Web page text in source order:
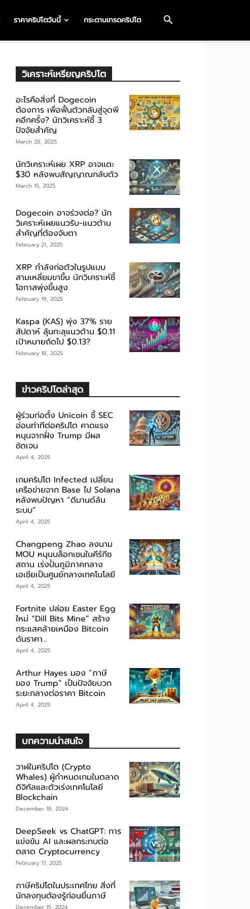
ราคาคริปโตวันนี้ กระดานเทรดคริปโต
วิเคราะห์เหรียญคริปโต
อะไรคือสิ่งที่ Dogecoin
ต้องการ เพื่อฟื้นตัวกลับสู่จุดพี
คอีกครั้ง? นักวิเคราะห์ชี้ 3
ปัจจัยสำคัญ
March 28, 2025
นักวิเคราะห์เผย XRP อาจแตะ
$30 หลังพบสัญญาณกลับตัว
March 15, 2025
Dogecoin อาจร่วงต่อ? นัก
วิเคราะห์เผยแนวรับ-แนวต้าน
สำคัญที่ต้องจับตา
February 21, 2025
XRP กำลังก่อตัวในรูปแบบ
สามเหลี่ยมขาขึ้น นักวิเคราะห์ชี้
โอกาสพุ่งขึ้นสูง
February 19, 2025
Kaspa (KAS) พุ่ง 37% ราย
สัปดาห์ ลุ้นทะลุแนวต้าน $0.11
เป้าหมายถัดไป $0.13?
February 18, 2025
ข่าวคริปโตล่าสุด
ผู้ร่วมก่อตั้ง Unicoin ชี้ SEC
อ่อนท่าทีต่อคริปโต คาดแรง
หนุนจากฝั่ง Trump มีผล
ชัดเจน
April 4, 2025
เกมคริปโต Infected เปลี่ยน
เครือข่ายจาก Base ไป Solana
หลังพบปัญหา “ดีมานด์ล้น
ระบบ”
April 4, 2025
Changpeng Zhao ลงนาม
MOU หนุนบล็อกเชนในคีร์กีซ
สถาน เร่งปั้นภูมิภาคกลาง
เอเชียเป็นศูนย์กลางเทคโนโลยี
April 4, 2025
Fortnite ปล่อย Easter Egg
ใหม่ “Dill Bits Mine” สร้าง
กระแสคล้ายเหมือง Bitcoin
ดันราคา...
April 4, 2025
Arthur Hayes มอง “ภาษี
ของ Trump” เป็นปัจจัยบวก
ระยะกลางต่อราคา Bitcoin
April 4, 2025
บทความน่าสนใจ
วาฬในคริปโต (Crypto
Whales) ผู้กำหนดเกมในตลาด
ดิจิทัลและตัวเร่งเทคโนโลยี
Blockchain
December 18, 2024
DeepSeek vs ChatGPT: การ
แข่งขัน AI และผลกระทบต่อ
ตลาด Cryptocurrency
February 17, 2025
ภาษีคริปโตในประเทศไทย สิ่งที่
นักลงทุนต้องรู้ก่อนยื่นภาษี
December 15, 2024